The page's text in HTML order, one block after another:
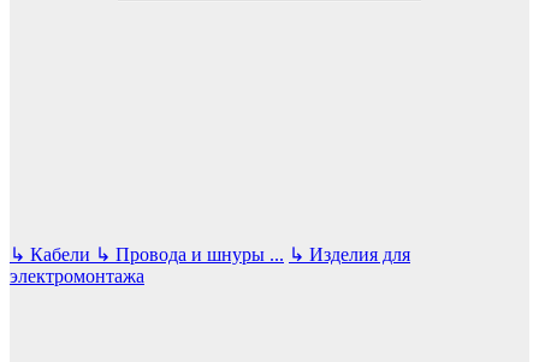
↳ Кабели ↳ Провода и шнуры ... ↳ Изделия для
электромонтажа